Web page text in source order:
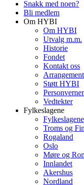
Snakk med noen?
Bli medlem
Om HYBI
Om HYBI
Utvalg m.m.
Historie
Fondet
Kontakt oss
Støtt HYBI
Vedtekter
Fylkeslagene
Fylkeslagene
Troms og
Rogaland
Oslo
Møre og
Innlandet
Akershus
Nordland